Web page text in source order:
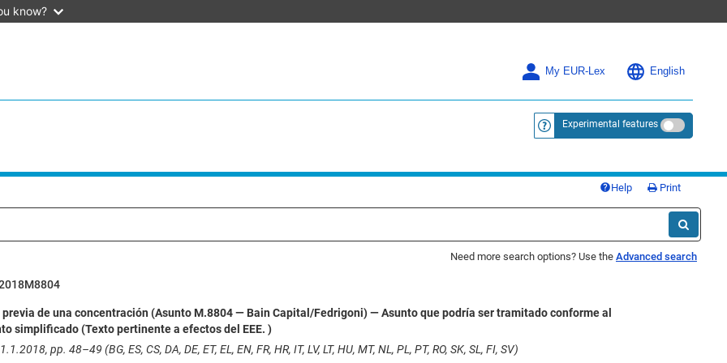
know?
My EUR-Lex English
<a href="https://eur-lex.europa.eu/
Experimental features
Help Print
Need more search options? Use the Advanced search
de una concentración (Asunto M.8804 — Bain Capital/Fedrigoni) — Asunto que podría ser tramitado conforme al
simplificado (Texto pertinente a efectos del EEE. )
pp. 48–49 (BG, ES, CS, DA, DE, ET, EL, EN, FR, HR, IT, LV, LT, HU, MT, NL, PL, PT, RO, SK, SL, FI, SV)